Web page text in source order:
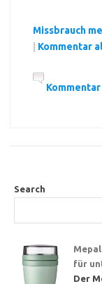
Missbrauch
Kommentar
Kommentar
Search
für
Der